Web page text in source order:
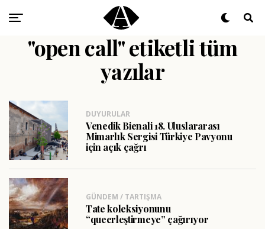
"open call" etiketli tüm
yazılar
DUYURULAR
Venedik Bienali 18. Uluslararası
Mimarlık Sergisi Türkiye Pavyonu
için açık çağrı
GÜNDEM / TARTIŞMA
Tate koleksiyonunu
“queerleştirmeye” çağırıyor